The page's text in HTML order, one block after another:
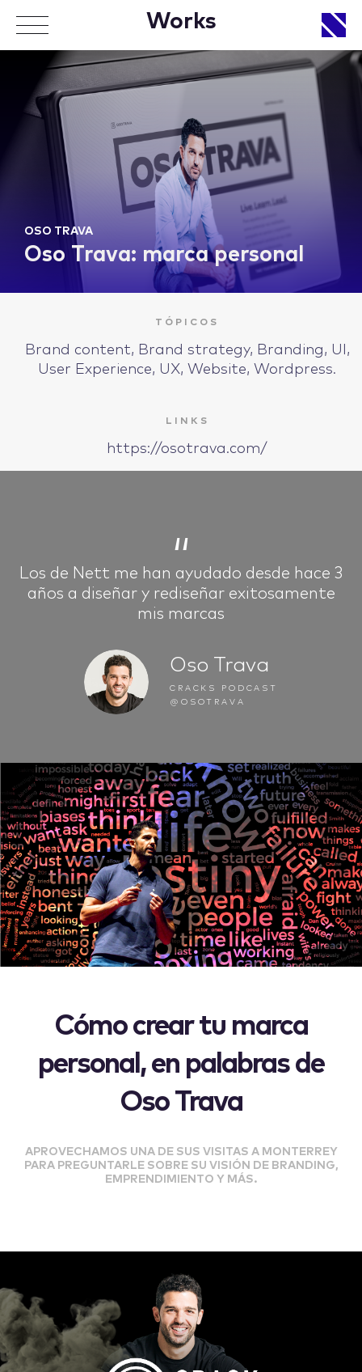
Works
OSO TRAVA
Oso Trava: marca personal
TÓPICOS
Brand content, Brand strategy, Branding, UI,
User Experience, UX, Website, Wordpress.
LINKS
https://osotrava.com/
“
Los de Nett me han ayudado desde hace 3
años a diseñar y rediseñar exitosamente
mis marcas
Oso Trava
CRACKS PODCAST
@OSOTRAVA
Cómo crear tu marca
personal, en palabras de
Oso Trava
APROVECHAMOS UNA DE SUS VISITAS A MONTERREY
PARA PREGUNTARLE SOBRE SU VISIÓN DE BRANDING,
EMPRENDIMIENTO Y MÁS.
APPROACH
WORKS
hi@nett.mx